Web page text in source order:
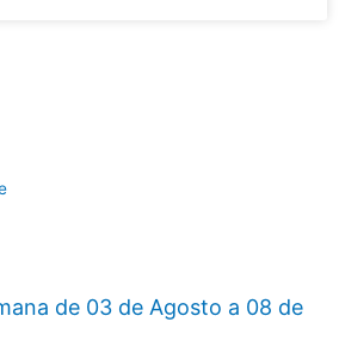
de 03 de Agosto a 08 de